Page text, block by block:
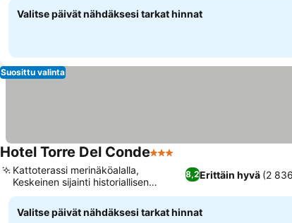
Valitse päivät nähdäksesi tarkat hinnat
Suosittu valinta
Hotel Torre Del Conde3 Tähtiluokitus
8,2Erittäin hyvä (2
Kattoterassi merinäköalalla,
Keskeinen sijainti historiallisen
puiston vieressä
Valitse päivät nähdäksesi tarkat hinnat